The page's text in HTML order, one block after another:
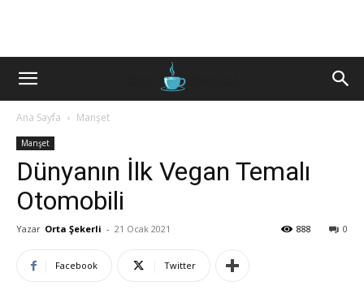
Ana Sayfa Manşet
Manşet
Dünyanın İlk Vegan Temalı
Otomobili
Yazar Orta Şekerli - 21 Ocak 2021 0
888
Facebook Twitter